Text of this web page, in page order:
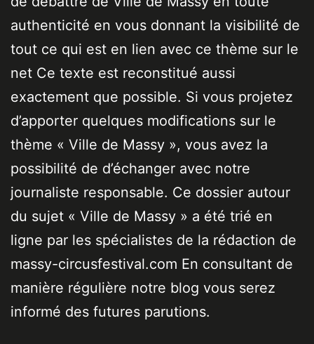
authenticité en vous donnant la visibilité de
tout ce qui est en lien avec ce thème sur le
net Ce texte est reconstitué aussi
exactement que possible. Si vous projetez
d’apporter quelques modifications sur le
thème « Ville de Massy », vous avez la
possibilité de d’échanger avec notre
journaliste responsable. Ce dossier autour
du sujet « Ville de Massy » a été trié en
ligne par les spécialistes de la rédaction de
massy-circusfestival.com En consultant de
manière régulière notre blog vous serez
informé des futures parutions.